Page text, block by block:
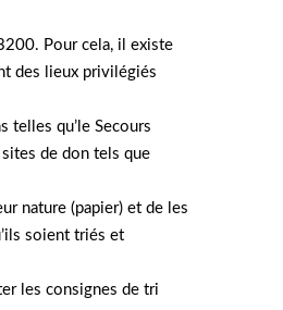
Pour cela, il existe
des lieux privilégiés
telles qu’le Secours
de don tels que
nature (papier) et de les
soient triés et
les consignes de tri